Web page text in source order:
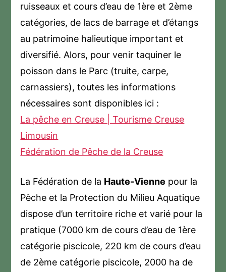
ruisseaux et cours d’eau de 1ère et 2ème
catégories, de lacs de barrage et d’étangs
au patrimoine halieutique important et
diversifié. Alors, pour venir taquiner le
poisson dans le Parc (truite, carpe,
carnassiers), toutes les informations
nécessaires sont disponibles ici :
La pêche en Creuse | Tourisme Creuse
Limousin
Fédération de Pêche de la Creuse
La Fédération de la Haute-Vienne pour la
Pêche et la Protection du Milieu Aquatique
dispose d’un territoire riche et varié pour la
pratique (7000 km de cours d’eau de 1ère
catégorie piscicole, 220 km de cours d’eau
de 2ème catégorie piscicole, 2000 ha de